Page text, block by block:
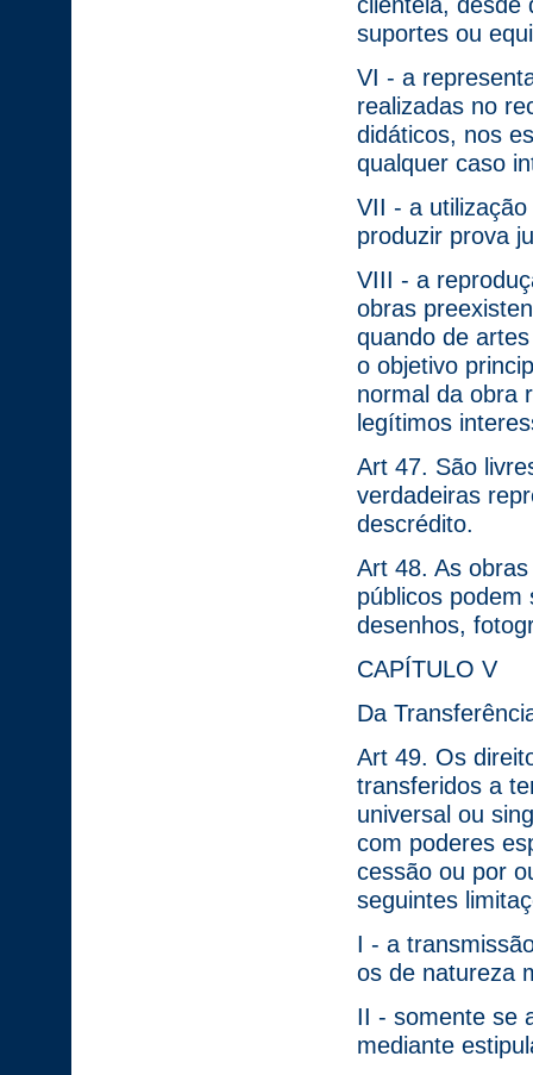
suportes ou
VI - a
realizadas no
didáticos, nos
qualquer caso
VII - a
produzir prova
VIII - a
obras
quando de
o objetivo
normal da obra
legítimos
Art 47. São
verdadeiras
descrédito.
Art 48. As
públicos
desenhos,
CAPÍTULO V
Da
Art 49. Os
transferidos a
universal ou
com poderes
cessão ou por
seguintes
I - a
os de natureza
II - somente se
mediante